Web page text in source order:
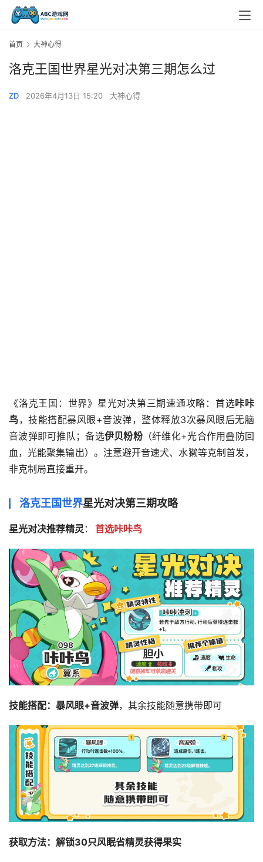
首页 大神心得
洛克王国世界星光对决第三期怎么过
ZD 2026年4月13日 15:20 大神心得
《洛克王国：世界》星光对决第三期速通攻略：首选咔咔
鸟，技能搭配暴风眼+音波弹，整体释放3次暴风眼后无脑
音波弹即可推队；备选伊贝粉粉（纤维化+光合作用叠防回
血，光能聚集输出）。注意避开音速犬、水獭等克制首发，
非克制局直接重开。
洛克王国世界星光对决第三期攻略
星光对决推荐精灵： 首选咔咔鸟
技能搭配：暴风眼+音波弹，其余技能随意携带即可
获取方法：解锁30只风眠省精灵获得果实